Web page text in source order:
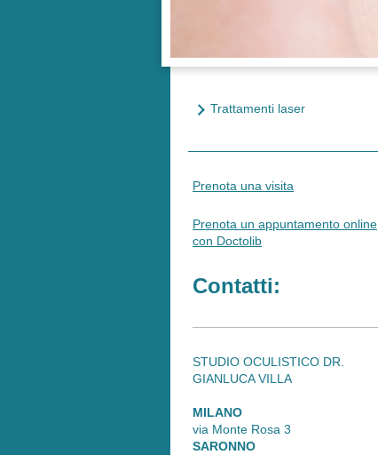
Trattamenti laser
Prenota una visita
Prenota un appuntamento online
con Doctolib
Contatti:
STUDIO OCULISTICO DR.
GIANLUCA VILLA
MILANO
via Monte Rosa 3
SARONNO